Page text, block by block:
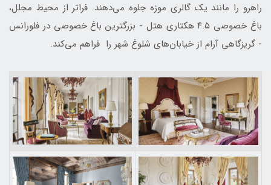
راهرو را مانند یک گالری موزه جلوه می‌دهند. فراتر از محیط مجلل،
باغ خصوصی ۴.۵ هکتاری هتل - بزرگترین باغ خصوصی در فلورانس
- گریزگاهی آرام از خیابان‌های شلوغ شهر را فراهم می‌کند.